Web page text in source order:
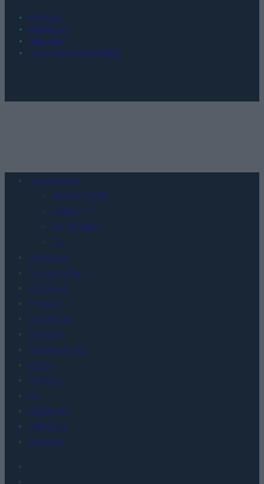
KONTAKT
REDAKCJA
REKLAMA
POLITYKA PRYWATNOŚCI
Urządzenia
SMARTFONY
TABLETY
WEARABLE
TV
Recenzje
Porównania
Co kupić
Porady
Promocje
FinTech
Hardware PC
Moto
Gaming
AI
Redakcja
Reklama
Kontakt